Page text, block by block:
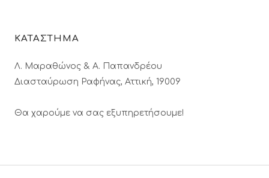
ΚΑΤΑΣΤΗΜΑ
Λ. Μαραθώνος & A. Παπανδρέου
Διασταύρωση Ραφήνας, Αττική, 19009
Θα χαρούμε να σας εξυπηρετήσουμε!